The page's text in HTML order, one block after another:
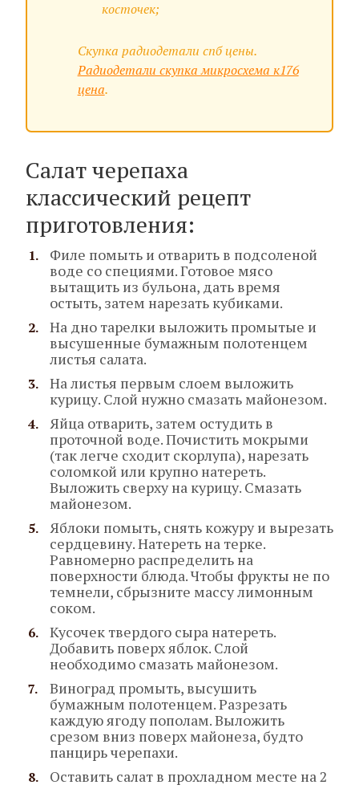
косточек;
Скупка радиодетали спб цены.
Радиодетали скупка микросхема к176
цена.
Салат черепаха
классический рецепт
приготовления:
Филе помыть и отварить в подсоленой
воде со специями. Готовое мясо
вытащить из бульона, дать время
остыть, затем нарезать кубиками.
На дно тарелки выложить промытые и
высушенные бумажным полотенцем
листья салата.
На листья первым слоем выложить
курицу. Слой нужно смазать майонезом.
Яйца отварить, затем остудить в
проточной воде. Почистить мокрыми
(так легче сходит скорлупа), нарезать
соломкой или крупно натереть.
Выложить сверху на курицу. Смазать
майонезом.
Яблоки помыть, снять кожуру и вырезать
сердцевину. Натереть на терке.
Равномерно распределить на
поверхности блюда. Чтобы фрукты не по
темнели, сбрызните массу лимонным
соком.
Кусочек твердого сыра натереть.
Добавить поверх яблок. Слой
необходимо смазать майонезом.
Виноград промыть, высушить
бумажным полотенцем. Разрезать
каждую ягоду пополам. Выложить
срезом вниз поверх майонеза, будто
панцирь черепахи.
Оставить салат в прохладном месте на 2